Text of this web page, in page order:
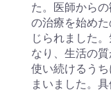
た。医師から
の治療を始め
じられました
なり、生活の
使い続けるう
まいました。